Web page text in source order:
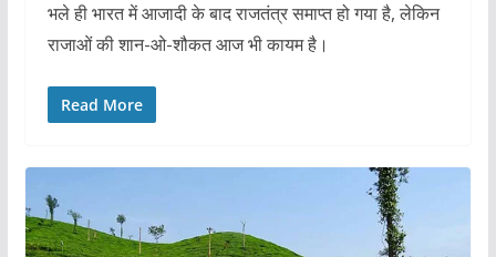
भले ही भारत में आजादी के बाद राजतंत्र समाप्त हो गया है, लेकिन
राजाओं की शान-ओ-शौकत आज भी कायम है।
Read More